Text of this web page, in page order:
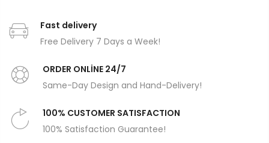
Fast delivery
Free Delivery 7 Days a Week!
ORDER ONLİNE 24/7
Same-Day Design and Hand-Delivery!
100% CUSTOMER SATISFACTION
100% Satisfaction Guarantee!